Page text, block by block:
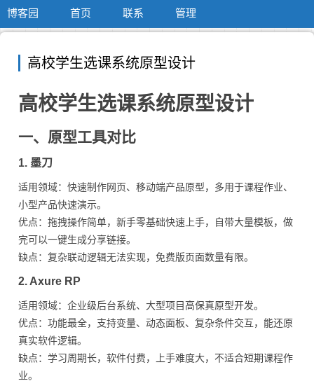
博客园 首页 联系 管理
高校学生选课系统原型设计
高校学生选课系统原型设计
一、原型工具对比
1. 墨刀
适用领域：快速制作网页、移动端产品原型，多用于课程作业、
小型产品快速演示。
优点：拖拽操作简单，新手零基础快速上手，自带大量模板，做
完可以一键生成分享链接。
缺点：复杂联动逻辑无法实现，免费版页面数量有限。
2. Axure RP
适用领域：企业级后台系统、大型项目高保真原型开发。
优点：功能最全，支持变量、动态面板、复杂条件交互，能还原
真实软件逻辑。
缺点：学习周期长，软件付费，上手难度大，不适合短期课程作
业。